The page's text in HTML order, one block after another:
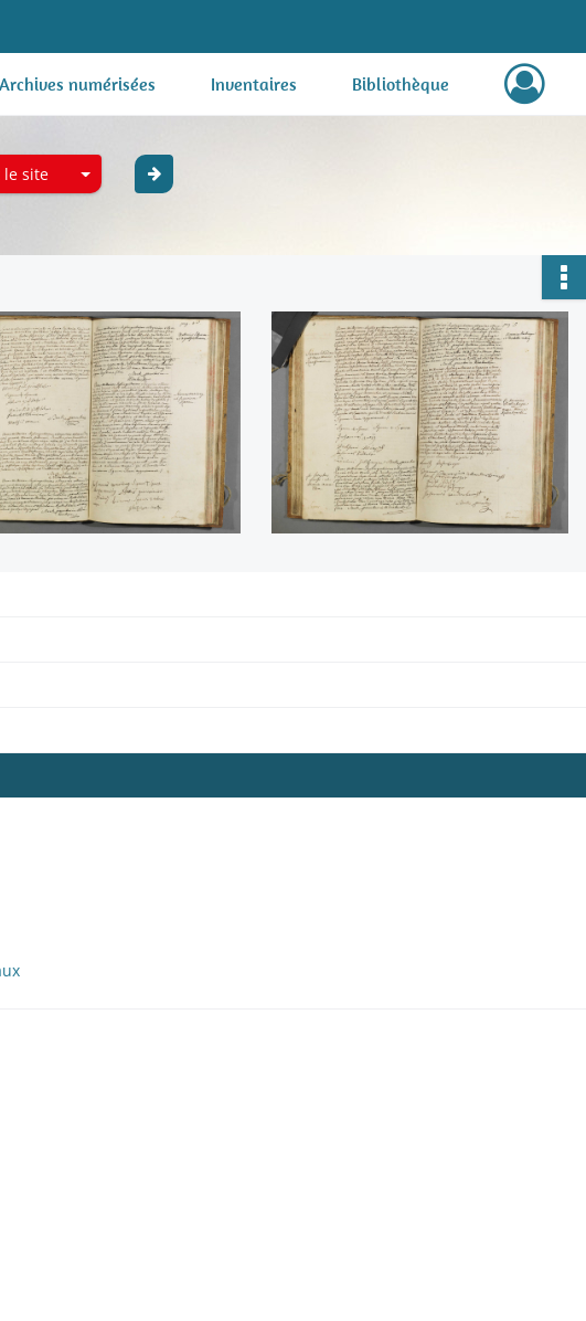
Archives numérisées Inventaires Bibliothèque
le site